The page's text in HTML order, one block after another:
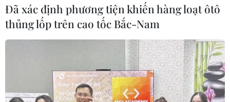
Đã xác định phương tiện khiến hàng loạt ôtô
thủng lốp trên cao tốc Bắc-Nam